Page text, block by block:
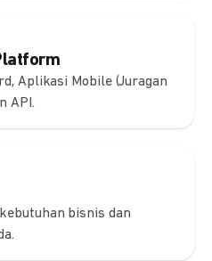
Aplikasi Mobile (Juragan
API.
bisnis dan